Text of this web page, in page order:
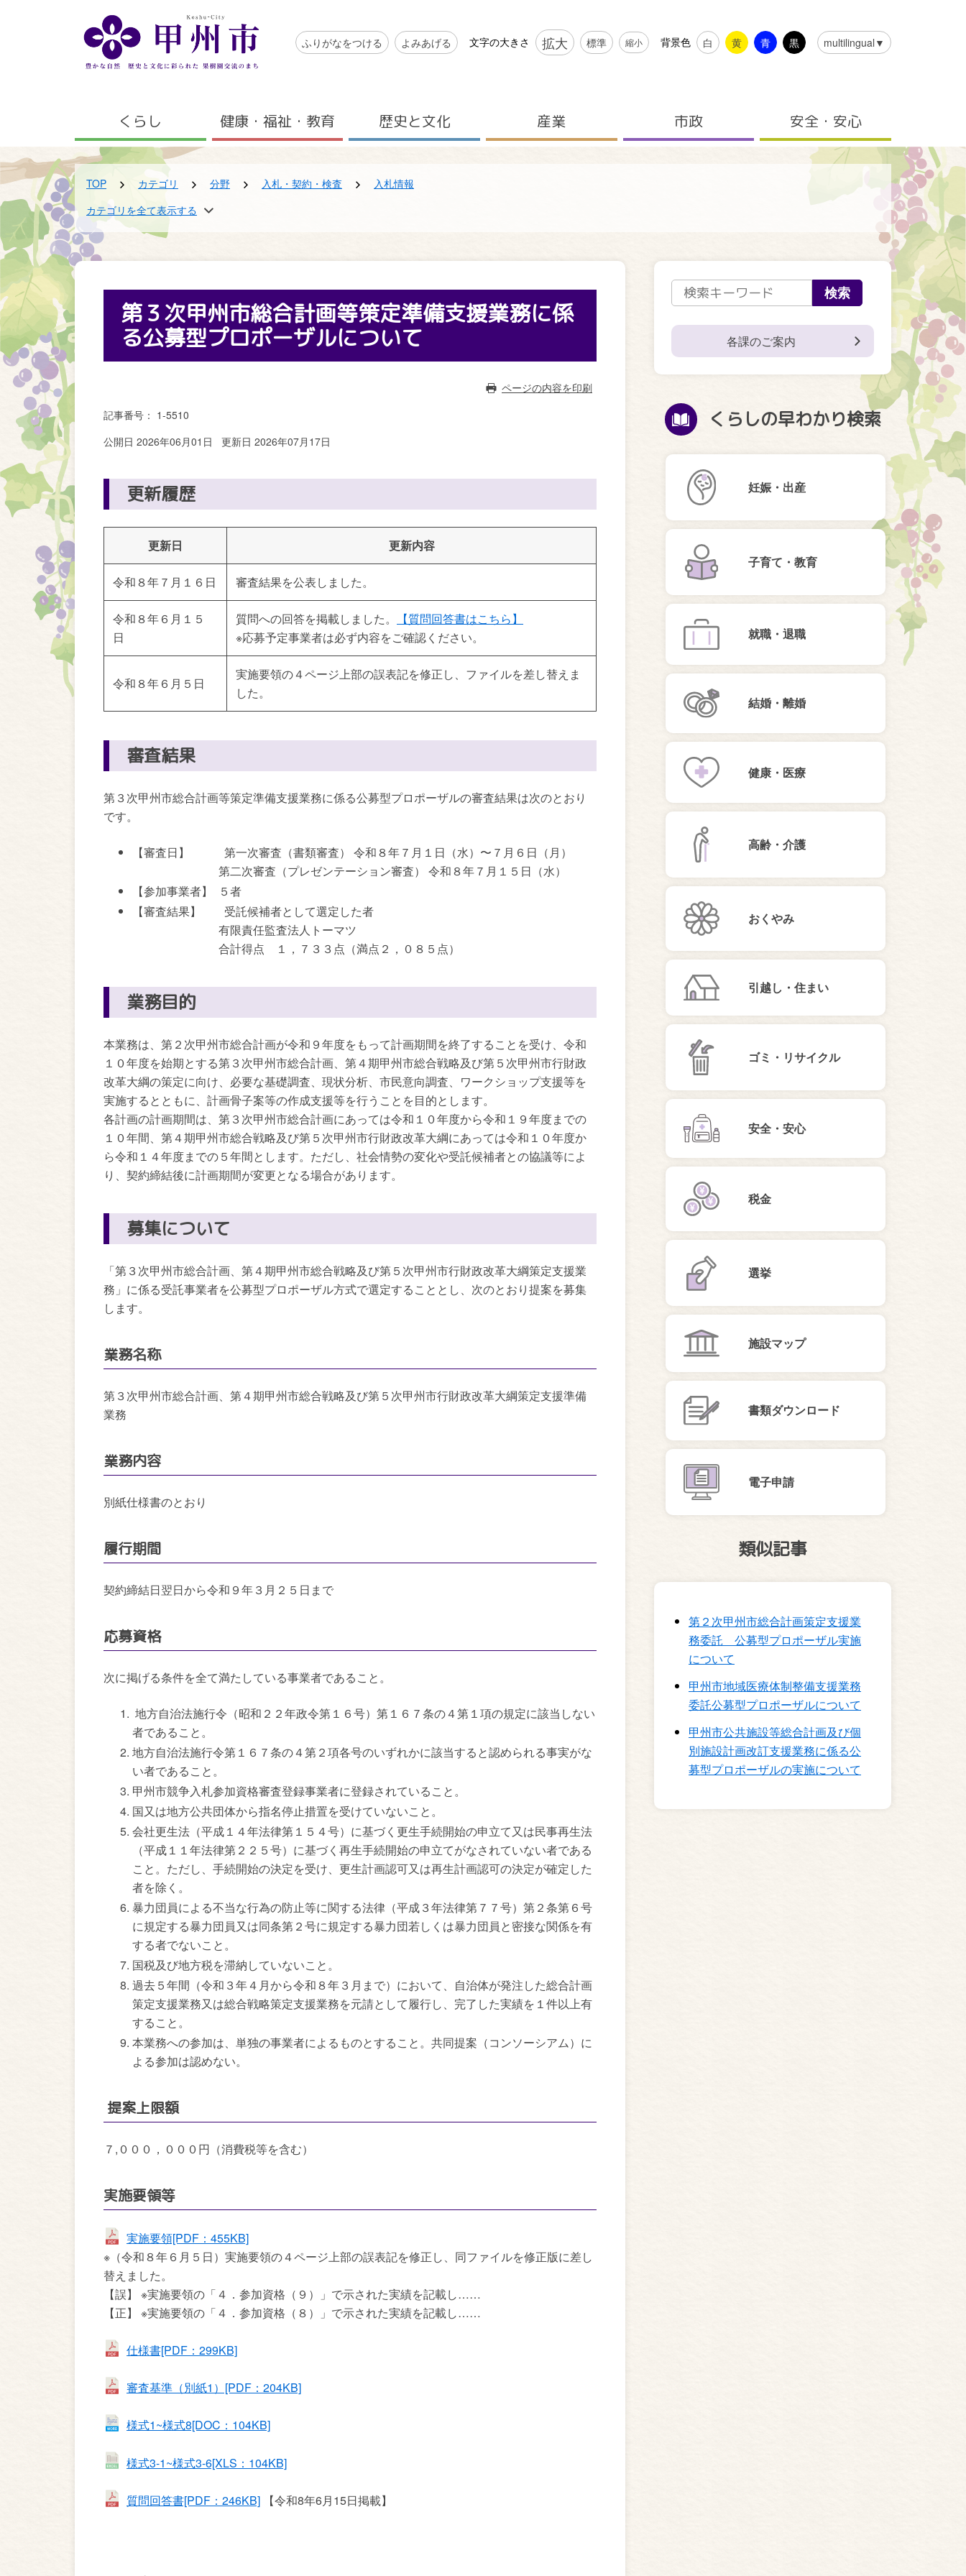
アクセシビリティツール
ふりがなをつける よみあげる 文字の大きさ 拡大 標準 縮小 背景色 白 黄 青 黒 multilingual▼
くらし 健康・福祉・教育 歴史と文化 産業 市政 安全・安心
TOP カテゴリ 分野 入札・契約・検査
入札情報
カテゴリ
区分
新着情報
組織
政策秘書課
カテゴリを全て表示する
第３次甲州市総合計画等策定準備支援業務に係
る公募型プロポーザルについて
ページの内容を印刷
記事番号： 1-5510
公開日 2026年06月01日
更新日 2026年07月17日
更新履歴
更新日 更新内容
令和８年７月１６日 審査結果を公表しました。
令和８年６月１５
日
質問への回答を掲載しました。
【質問回答書はこちら】
※応募予定事業者は必ず内容をご確認ください。
令和８年６月５日
実施要領の４ページ上部の誤表記を修正し、ファイルを差し替えま
した。
審査結果
第３次甲州市総合計画等策定準備支援業務に係る公募型プロポーザルの審査結果は次のとおり
です。
【審査日】 第一次審査（書類審査） 令和８年７月１日（水）〜７月６日（月）
第二次審査（プレゼンテーション審査） 令和８年７月１５日（水）
【参加事業者】 ５者
【審査結果】 受託候補者として選定した者
有限責任監査法人トーマツ
合計得点 １，７３３点（満点２，０８５点）
業務目的
本業務は、第２次甲州市総合計画が令和９年度をもって計画期間を終了することを受け、令和
１０年度を始期とする第３次甲州市総合計画、第４期甲州市総合戦略及び第５次甲州市行財政
改革大綱の策定に向け、必要な基礎調査、現状分析、市民意向調査、ワークショップ支援等を
実施するとともに、計画骨子案等の作成支援等を行うことを目的とします。
各計画の計画期間は、第３次甲州市総合計画にあっては令和１０年度から令和１９年度までの
１０年間、第４期甲州市総合戦略及び第５次甲州市行財政改革大綱にあっては令和１０年度か
ら令和１４年度までの５年間とします。ただし、社会情勢の変化や受託候補者との協議等によ
り、契約締結後に計画期間が変更となる場合があります。
募集について
「第３次甲州市総合計画、第４期甲州市総合戦略及び第５次甲州市行財政改革大綱策定支援業
務」に係る受託事業者を公募型プロポーザル方式で選定することとし、次のとおり提案を募集
します。
業務名称
第３次甲州市総合計画、第４期甲州市総合戦略及び第５次甲州市行財政改革大綱策定支援準備
業務
業務内容
別紙仕様書のとおり
履行期間
契約締結日翌日から令和９年３月２５日まで
応募資格
次に掲げる条件を全て満たしている事業者であること。
地方自治法施行令（昭和２２年政令第１６号）第１６７条の４第１項の規定に該当しない
者であること。
地方自治法施行令第１６７条の４第２項各号のいずれかに該当すると認められる事実がな
い者であること。
甲州市競争入札参加資格審査登録事業者に登録されていること。
国又は地方公共団体から指名停止措置を受けていないこと。
会社更生法（平成１４年法律第１５４号）に基づく更生手続開始の申立て又は民事再生法
（平成１１年法律第２２５号）に基づく再生手続開始の申立てがなされていない者である
こと。ただし、手続開始の決定を受け、更生計画認可又は再生計画認可の決定が確定した
者を除く。
暴力団員による不当な行為の防止等に関する法律（平成３年法律第７７号）第２条第６号
に規定する暴力団員又は同条第２号に規定する暴力団若しくは暴力団員と密接な関係を有
する者でないこと。
国税及び地方税を滞納していないこと。
過去５年間（令和３年４月から令和８年３月まで）において、自治体が発注した総合計画
策定支援業務又は総合戦略策定支援業務を元請として履行し、完了した実績を１件以上有
すること。
本業務への参加は、単独の事業者によるものとすること。共同提案（コンソーシアム）に
よる参加は認めない。
提案上限額
７,０００，０００円（消費税等を含む）
実施要領等
実施要領[PDF：455KB]
※（令和８年６月５日）実施要領の４ページ上部の誤表記を修正し、同ファイルを修正版に差し
替えました。
【誤】 ※実施要領の「４．参加資格（９）」で示された実績を記載し……
【正】 ※実施要領の「４．参加資格（８）」で示された実績を記載し……
仕様書[PDF：299KB]
審査基準（別紙1）[PDF：204KB]
様式1~様式8[DOC：104KB]
様式3-1~様式3-6[XLS：104KB]
質問回答書[PDF：246KB] 【令和8年6月15日掲載】
各課のご案内
くらしの早わかり検索
妊娠・出産
子育て・教育
就職・退職
結婚・離婚
健康・医療
高齢・介護
おくやみ
引越し・住まい
ゴミ・リサイクル
安全・安心
税金
選挙
施設マップ
書類ダウンロード
電子申請
類似記事
第２次甲州市総合計画策定支援業
務委託 公募型プロポーザル実施
について
甲州市地域医療体制整備支援業務
委託公募型プロポーザルについて
甲州市公共施設等総合計画及び個
別施設計画改訂支援業務に係る公
募型プロポーザルの実施について